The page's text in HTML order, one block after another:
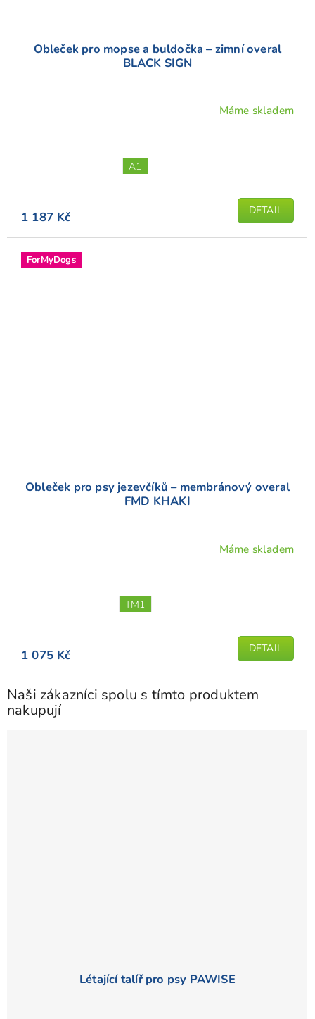
Obleček pro mopse a buldočka – zimní overal
BLACK SIGN
Máme skladem
1 187 Kč DETAIL
A1
ForMyDogs
Obleček pro psy jezevčíků – membránový overal
FMD KHAKI
5
Máme skladem
1 075 Kč DETAIL
TM1
Naši zákazníci spolu s tímto produktem
nakupují
Létající talíř pro psy PAWISE